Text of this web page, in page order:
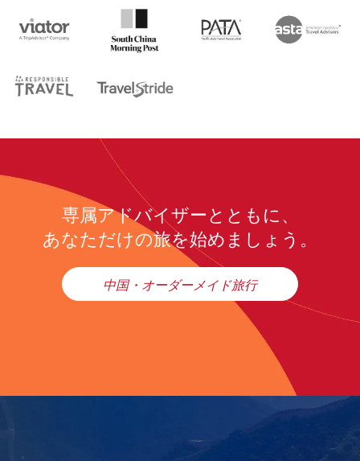
専属アドバイザーとともに、
あなただけの旅を始めましょう。
中国・オーダーメイド旅行